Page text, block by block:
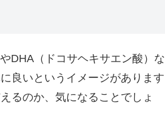
DHA（ドコサヘキサエン酸）な
良いというイメージがあります
るのか、気になることでしょ